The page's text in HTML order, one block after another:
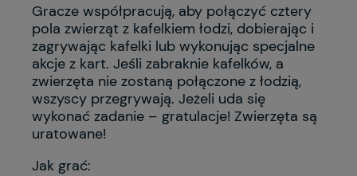
Gracze współpracują, aby połączyć cztery
pola zwierząt z kafelkiem łodzi, dobierając i
zagrywając kafelki lub wykonując specjalne
akcje z kart. Jeśli zabraknie kafelków, a
zwierzęta nie zostaną połączone z łodzią,
wszyscy przegrywają. Jeżeli uda się
wykonać zadanie – gratulacje! Zwierzęta są
uratowane!
Jak grać: